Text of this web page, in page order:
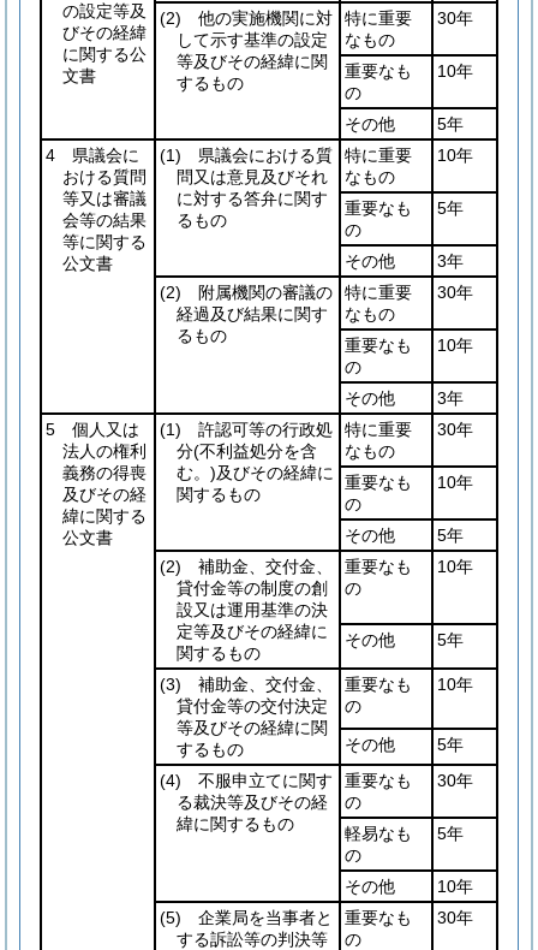
の設定等及
びその経緯
に関する公
文書
(2) 他の実施機関に対
して示す基準の設定
等及びその経緯に関
するもの
特に重要
なもの
30年
重要なも
の
10年
その他
5年
4 県議会に
おける質問
等又は審議
会等の結果
等に関する
公文書
(1) 県議会における質
問又は意見及びそれ
に対する答弁に関す
るもの
特に重要
なもの
10年
重要なも
の
5年
その他
3年
(2) 附属機関の審議の
経過及び結果に関す
るもの
特に重要
なもの
30年
重要なも
の
10年
その他
3年
5 個人又は
法人の権利
義務の得喪
及びその経
緯に関する
公文書
(1) 許認可等の行政処
分(不利益処分を含
む。)及びその経緯に
関するもの
特に重要
なもの
30年
重要なも
の
10年
その他
5年
(2) 補助金、交付金、
貸付金等の制度の創
設又は運用基準の決
定等及びその経緯に
関するもの
重要なも
の
10年
その他 5年
(3) 補助金、交付金、
貸付金等の交付決定
等及びその経緯に関
するもの
重要なも
の
10年
その他
5年
(4) 不服申立てに関す
る裁決等及びその経
緯に関するもの
重要なも
の
30年
軽易なも
の
5年
その他
10年
(5) 企業局を当事者と
する訴訟等の判決等
重要なも
の
30年